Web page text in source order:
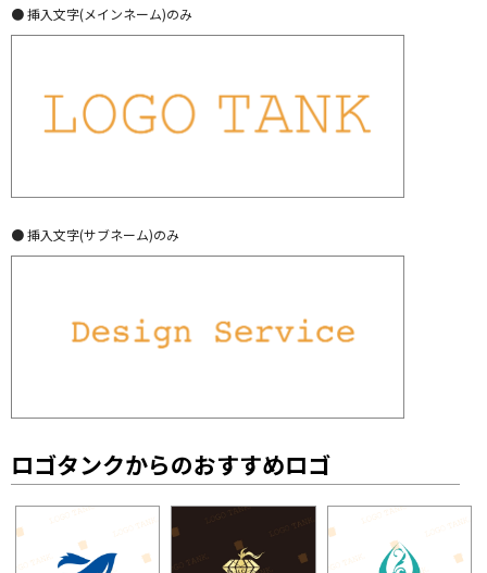
● 挿入文字(メインネーム)のみ
● 挿入文字(サブネーム)のみ
ロゴタンクからのおすすめロゴ